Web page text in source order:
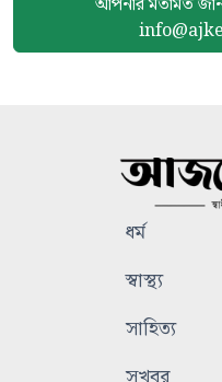
ধর্ম
স্বাস্থ্য
সাহিত্য